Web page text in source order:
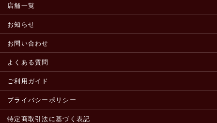
店舗一覧
お知らせ
お問い合わせ
よくある質問
ご利用ガイド
プライバシーポリシー
特定商取引法に基づく表記